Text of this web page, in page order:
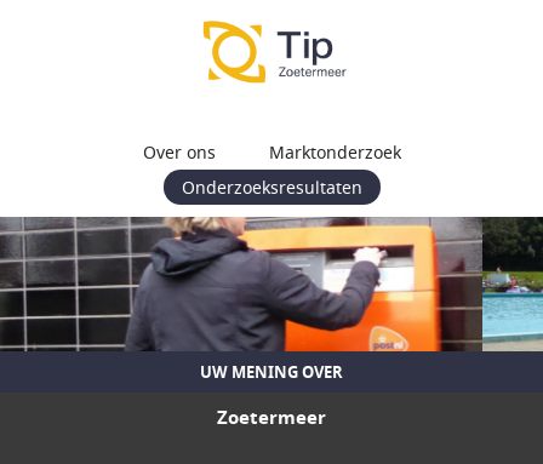
Over ons
Marktonderzoek
Onderzoeksresultaten
UW MENING OVER
Zoetermeer